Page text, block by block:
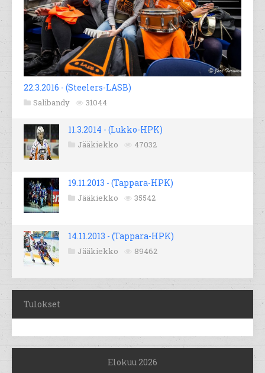
22.3.2016 - (Steelers-LASB)
Salibandy 31044
11.3.2014 - (Lukko-HPK)
Jääkiekko 47032
19.11.2013 - (Tappara-HPK)
Jääkiekko 35542
14.11.2013 - (Tappara-HPK)
Jääkiekko 89462
Tulokset
Elokuu 2026